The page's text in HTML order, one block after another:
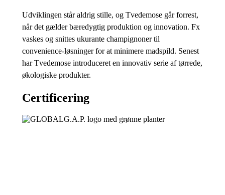
Udviklingen står aldrig stille, og Tvedemose går forrest,
når det gælder bæredygtig produktion og innovation. Fx
vaskes og snittes ukurante champignoner til
convenience-løsninger for at minimere madspild. Senest
har Tvedemose introduceret en innovativ serie af tørrede,
økologiske produkter.
Certificering